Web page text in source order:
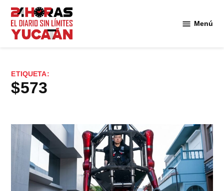
Saltar
contenido
Menú
ETIQUETA:
$573